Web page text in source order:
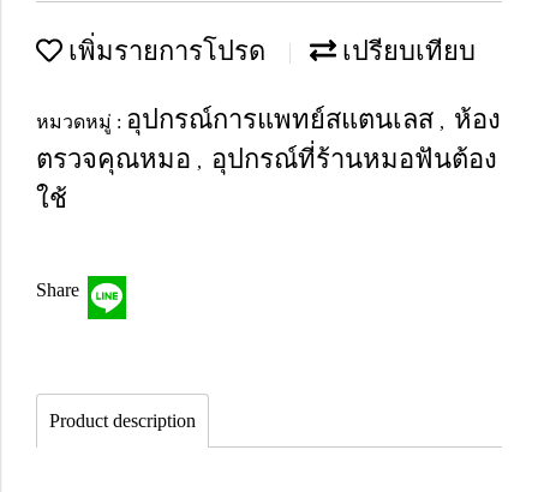
เพิ่มรายการโปรด เปรียบเทียบ
หมวดหมู่ : อุปกรณ์การแพทย์สแตนเลส , ห้อง
ตรวจคุณหมอ , อุปกรณ์ที่ร้านหมอฟันต้อง
ใช้
Share
Product description